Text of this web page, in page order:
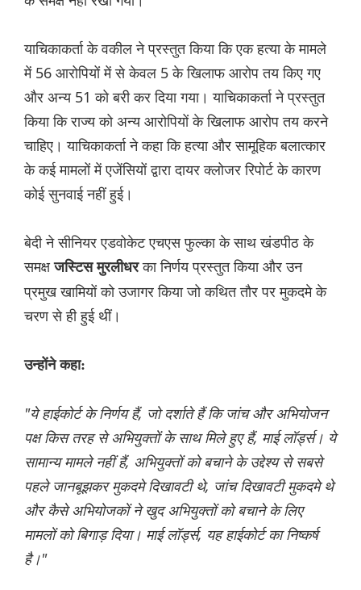
याचिकाकर्ता के वकील ने प्रस्तुत किया कि एक हत्या के मामले
में 56 आरोपियों में से केवल 5 के खिलाफ आरोप तय किए गए
और अन्य 51 को बरी कर दिया गया। याचिकाकर्ता ने प्रस्तुत
किया कि राज्य को अन्य आरोपियों के खिलाफ आरोप तय करने
चाहिए। याचिकाकर्ता ने कहा कि हत्या और सामूहिक बलात्कार
के कई मामलों में एजेंसियों द्वारा दायर क्लोजर रिपोर्ट के कारण
कोई सुनवाई नहीं हुई।
बेदी ने सीनियर एडवोकेट एचएस फुल्का के साथ खंडपीठ के
समक्षजस्टिस मुरलीधरका निर्णय प्रस्तुत किया और उन
प्रमुख खामियों को उजागर किया जो कथित तौर पर मुकदमे के
चरण से ही हुई थीं।
उन्होंने कहा:
"ये हाईकोर्ट के निर्णय हैं, जो दर्शाते हैं कि जांच और अभियोजन
पक्ष किस तरह से अभियुक्तों के साथ मिले हुए हैं, माई लॉर्ड्स। ये
सामान्य मामले नहीं हैं, अभियुक्तों को बचाने के उद्देश्य से सबसे
पहले जानबूझकर मुकदमे दिखावटी थे, जांच दिखावटी मुकदमे थे
और कैसे अभियोजकों ने खुद अभियुक्तों को बचाने के लिए
मामलों को बिगाड़ दिया। माई लॉर्ड्स, यह हाईकोर्ट का निष्कर्ष
है।"